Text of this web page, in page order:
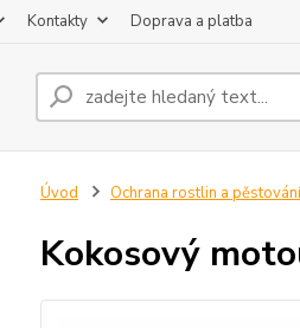
Kontakty Doprava a platba
Úvod Ochrana rostlin a pěstování
Kokosový